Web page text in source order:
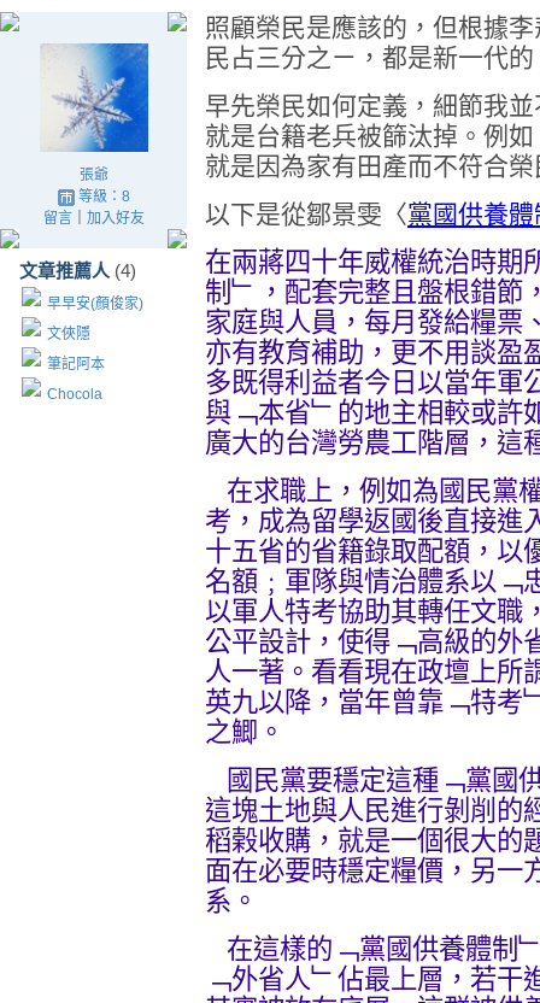
張爺
等級：8
留言｜ 加入好友
文章推薦人 (4)
早早安(顏俊家)
文俠隱
筆記阿本
Chocola
照顧榮民是應該的，但根據
民占三分之ㄧ，都是新一代
早先榮民如何定義，細節我
就是台籍老兵被篩汰掉。例
就是因為家有田產而不符合
以下是從鄒景雯〈黨國供養
在兩蔣四十年威權統治時期
制﹂，配套完整且盤根錯節
家庭與人員，每月發給糧票
亦有教育補助，更不用談盈
多既得利益者今日以當年軍
與﹁本省﹂的地主相較或許
廣大的台灣勞農工階層，
在求職上，例如為國民黨
考，成為留學返國後直接進
十五省的省籍錄取配額，以
名額﹔軍隊與情治體系以﹁
以軍人特考協助其轉任文職
公平設計，使得﹁高級的外
人一著。看看現在政壇上所
英九以降，當年曾靠﹁特考
之鯽。
國民黨要穩定這種﹁黨國
這塊土地與人民進行剝削的
稻榖收購，就是一個很大的
面在必要時穩定糧價，另一
系。
在這樣的﹁黨國供養體制
﹁外省人﹂佔最上層，若干